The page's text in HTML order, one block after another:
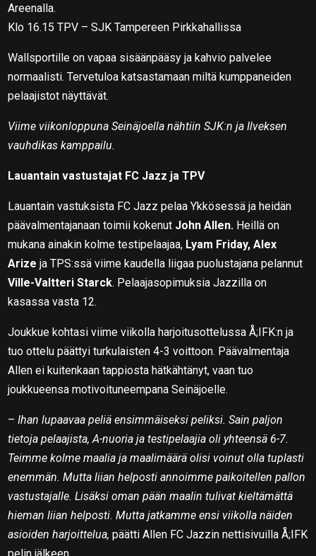
Areenalla.
Klo 16.15 TPV – SJK Tampereen Pirkkahallissa
Wallsportille on vapaa sisäänpääsy ja kahvio palvelee
normaalisti. Tervetuloa katsastamaan miltä kumppaneiden
pelaajistot näyttävät.
Viime viikonloppuna Seinäjoella nähtiin SJK:n ja Ilveksen
vauhdikas kamppailu.
Lauantain vastustajat FC Jazz ja TPV
Lauantain vastuksista FC Jazz pelaa Ykkösessä ja heidän
päävalmentajanaan toimii kokenut John Allen. Heillä on
mukana ainakin kolme testipelaajaa, Lyam Friday, Alex
Arize ja TPS:ssä viime kaudella liigaa puolustajana pelannut
Ville-Valtteri Starck. Pelaajasopimuksia Jazzilla on
kasassa vasta 12.
Joukkue kohtasi viime viikolla harjoitusottelussa Å;IFK:n ja
tuo ottelu päättyi turkulaisten 4-3 voittoon. Päävalmentaja
Allen ei kuitenkaan tappiosta hätkähtänyt, vaan tuo
joukkueensa motivoituneempana Seinäjoelle.
–Ihan lupaavaa peliä ensimmäiseksi peliksi. Sain paljon
tietoja pelaajista, A-nuoria ja testipelaajia oli yhteensä 6-7.
Teimme kolme maalia ja maalimäärä olisi voinut olla tuplasti
enemmän. Mutta liian helposti annoimme paikoitellen pallon
vastustajalle. Lisäksi oman pään maalin tulivat kieltämättä
hieman liian helposti. Mutta jatkamme ensi viikolla näiden
asioiden harjoittelua, päätti Allen FC Jazzin nettisivuilla Å;IFK
pelin jälkeen.